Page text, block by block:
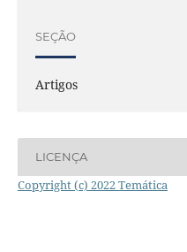
SEÇÃO
Artigos
LICENÇA
Copyright (c) 2022 Temática